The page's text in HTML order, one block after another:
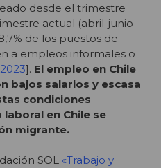
desde el trimestre
actual (abril-junio
de los puestos de
a empleos informales o
]. El empleo en Chile
bajos salarios y escasa
condiciones
en Chile se
migrante.
SOL «Trabajo y